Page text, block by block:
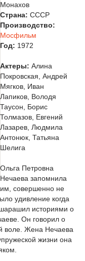
Монахов
Страна: СССР
Производство:
Мосфильм
Год: 1972
Актеры: Алина
Покровская, Андрей
Мягков, Иван
Лапиков, Володя
Таусон, Борис
Толмазов, Евгений
Лазарев, Людмила
Антонюк, Татьяна
Шелига
Ольга Петровна
Нечаева запомнила
совершенно не
удивление когда
историями о
Он говорил о
воле. Жена Нечаева
жизни она